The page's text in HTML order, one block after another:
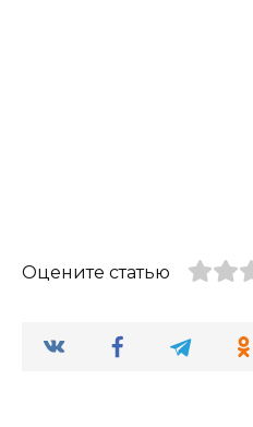
Оцените статью